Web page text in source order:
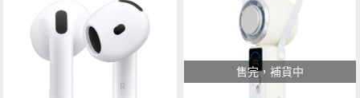
售完，補貨中